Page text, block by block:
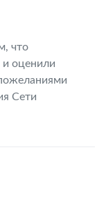
что
оценили
Сети